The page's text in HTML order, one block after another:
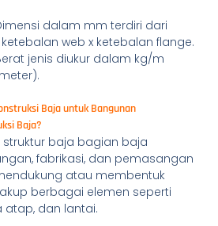
dalam mm terdiri dari
web x ketebalan flange.
jenis diukur dalam kg/m
Baja untuk Bangunan
Baja?
struktur baja bagian baja
fabrikasi, dan pemasangan
atau membentuk
berbagai elemen seperti
atap, dan lantai.